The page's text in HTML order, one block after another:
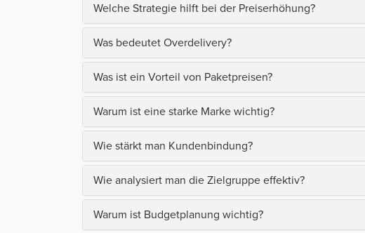
Welche Strategie hilft bei der Preiserhöhung?
Was bedeutet Overdelivery?
Was ist ein Vorteil von Paketpreisen?
Warum ist eine starke Marke wichtig?
Wie stärkt man Kundenbindung?
Wie analysiert man die Zielgruppe effektiv?
Warum ist Budgetplanung wichtig?